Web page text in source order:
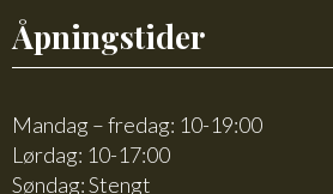
Åpningstider
Mandag – fredag: 10-19:00
Lørdag: 10-17:00
Søndag: Stengt